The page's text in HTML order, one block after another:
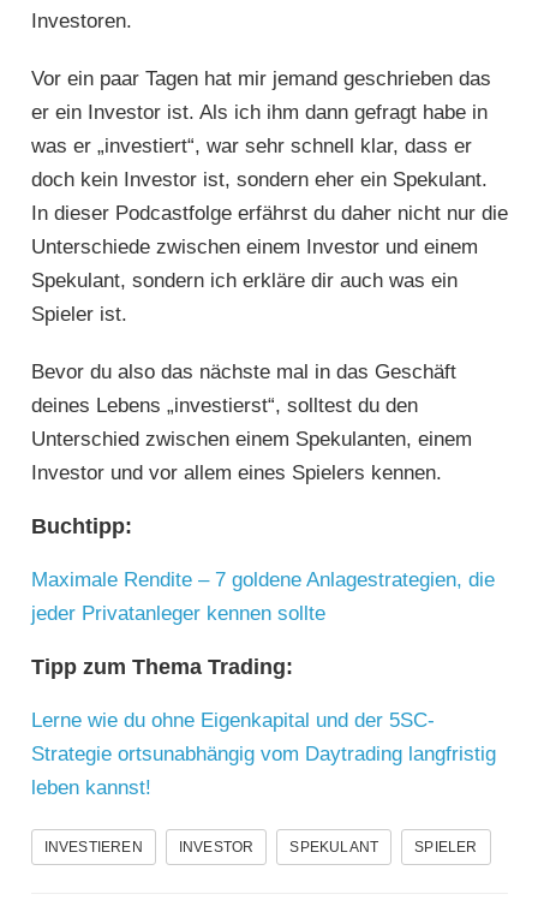
Investoren.
Vor ein paar Tagen hat mir jemand geschrieben das
er ein Investor ist. Als ich ihm dann gefragt habe in
was er „investiert“, war sehr schnell klar, dass er
doch kein Investor ist, sondern eher ein Spekulant.
In dieser Podcastfolge erfährst du daher nicht nur die
Unterschiede zwischen einem Investor und einem
Spekulant, sondern ich erkläre dir auch was ein
Spieler ist.
Bevor du also das nächste mal in das Geschäft
deines Lebens „investierst“, solltest du den
Unterschied zwischen einem Spekulanten, einem
Investor und vor allem eines Spielers kennen.
Buchtipp:
Maximale Rendite – 7 goldene Anlagestrategien, die
jeder Privatanleger kennen sollte
Tipp zum Thema Trading:
Lerne wie du ohne Eigenkapital und der 5SC-
Strategie ortsunabhängig vom Daytrading langfristig
leben kannst!
INVESTIEREN INVESTOR SPEKULANT SPIELER